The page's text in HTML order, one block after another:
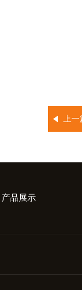
上
产品展示